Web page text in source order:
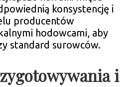
konsystencję i
producentów
hodowcami, aby
standard surowców.
i